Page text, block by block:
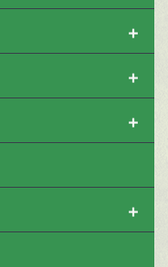
+
+
+
+